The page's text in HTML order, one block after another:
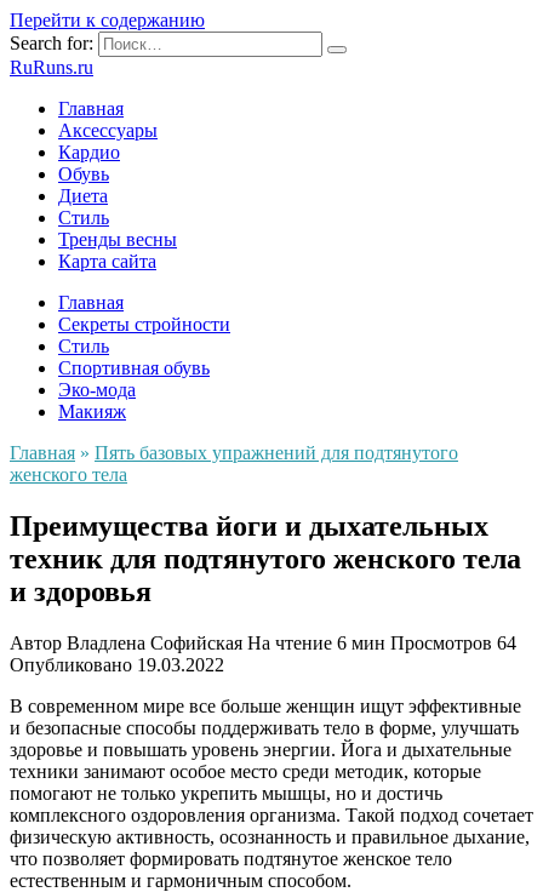
Перейти к содержанию
Search for:
RuRuns.ru
Главная
Аксессуары
Кардио
Обувь
Диета
Стиль
Тренды весны
Карта сайта
Главная
Секреты стройности
Стиль
Спортивная обувь
Эко-мода
Макияж
Главная » Пять базовых упражнений для подтянутого
женского тела
Преимущества йоги и дыхательных
техник для подтянутого женского тела
и здоровья
Автор Владлена Софийская На чтение 6 мин Просмотров 64
Опубликовано 19.03.2022
В современном мире все больше женщин ищут эффективные
и безопасные способы поддерживать тело в форме, улучшать
здоровье и повышать уровень энергии. Йога и дыхательные
техники занимают особое место среди методик, которые
помогают не только укрепить мышцы, но и достичь
комплексного оздоровления организма. Такой подход сочетает
физическую активность, осознанность и правильное дыхание,
что позволяет формировать подтянутое женское тело
естественным и гармоничным способом.